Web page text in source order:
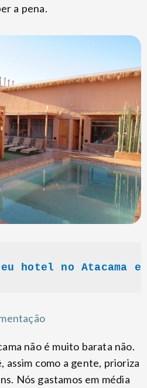
a pena.
hotel no Atacama
não é muito barata não.
assim como a gente, prioriza
Nós gastamos em média